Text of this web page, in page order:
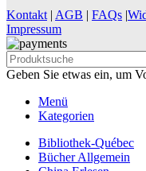
Kontakt | AGB | FAQs |
Impressum
Geben Sie etwas ein, um
Menü
Kategorien
Bibliothek-Québec
Bücher Allgemein